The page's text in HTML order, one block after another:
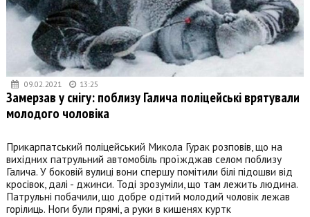
09.02.2021 13:25
Замерзав у снігу: поблизу Галича поліцейські врятували
молодого чоловіка
Прикарпатський поліцейський Микола Гурак розповів, що на
вихідних патрульний автомобіль проїжджав селом поблизу
Галича. У боковій вулиці вони спершу помітили білі підошви від
кросівок, далі - джинси. Тоді зрозуміли, що там лежить людина.
Патрульні побачили, що добре одітий молодий чоловік лежав
горілиць. Ноги були прямі, а руки в кишенях куртк